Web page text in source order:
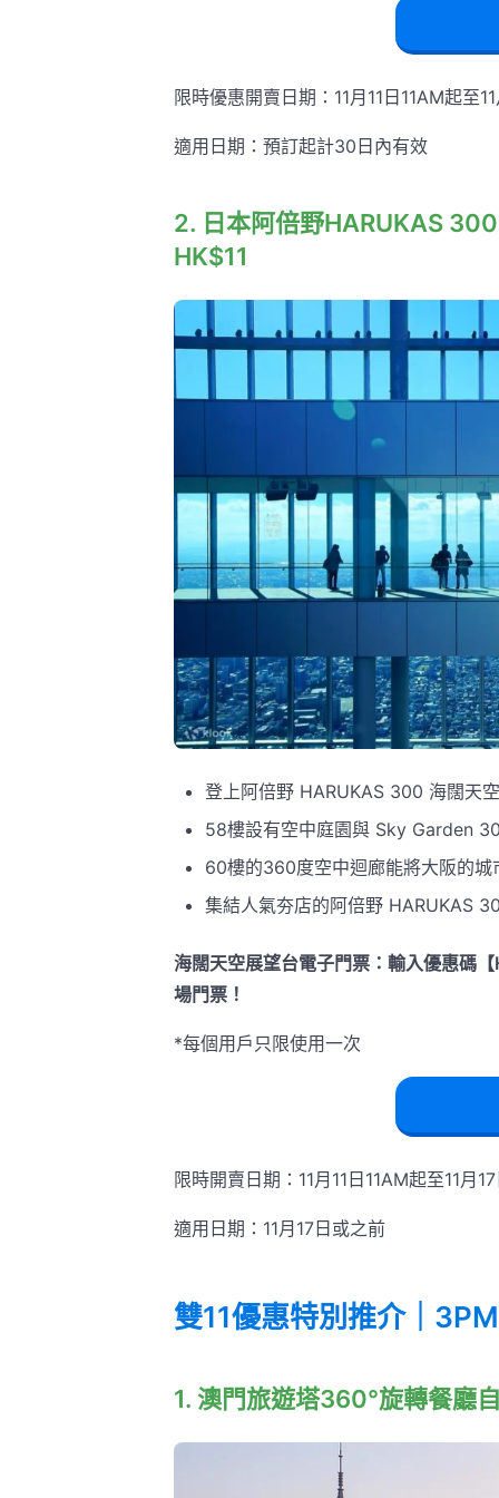
限時優惠開賣日期：11月11日11AM起至
適用日期：預訂起計30日內有效
2. 日本阿倍野HARUKAS
HK$11
登上阿倍野 HARUKAS 300 海闊天
58樓設有空中庭園與 Sky Garden
60樓的360度空中迴廊能將大阪的城
集結人氣夯店的阿倍野 HARUKAS
海闊天空展望台電子門票：輸入優惠碼
場門票！
*每個用戶只限使用一次
限時開賣日期：11月11日11AM起至11月
適用日期：11月17日或之前
雙11優惠特別推介｜
1. 澳門旅遊塔360°旋轉餐廳